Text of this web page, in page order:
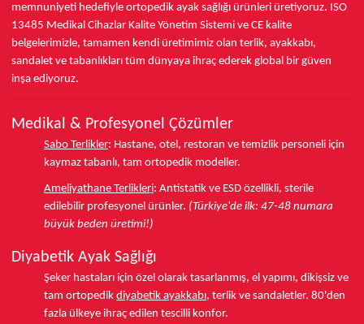
memnuniyeti hedefiyle ortopedik ayak sağlığı ürünleri üretiyoruz. ISO
13485 Medikal Cihazlar Kalite Yönetim Sistemi ve CE kalite
belgelerimizle, tamamen kendi üretimimiz olan terlik, ayakkabı,
sandalet ve tabanlıkları tüm dünyaya ihraç ederek global bir güven
inşa ediyoruz.
Medikal & Profesyonel Çözümler
Sabo Terlikler: Hastane, otel, restoran ve temizlik personeli için
kaymaz tabanlı, tam ortopedik modeller.
Ameliyathane Terlikleri: Antistatik ve ESD özellikli, sterile
edilebilir profesyonel ürünler. (Türkiye'de ilk: 47-48 numara
büyük beden üretimi!)
Diyabetik Ayak Sağlığı
Şeker hastaları için özel olarak tasarlanmış, el yapımı, dikişsiz ve
tam ortopedik diyabetik ayakkabı, terlik ve sandaletler. 80'den
fazla ülkeye ihraç edilen tescilli konfor.